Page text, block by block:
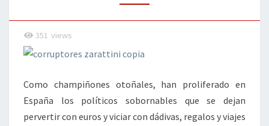
351 views
Como champiñones otoñales, han proliferado en
España los políticos sobornables que se dejan
pervertir con euros y viciar con dádivas, regalos y viajes